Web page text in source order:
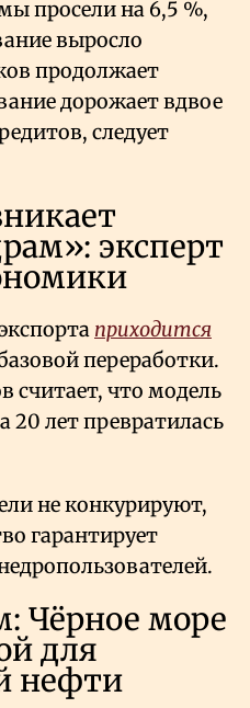
просели на 6,5 %,
выросло
продолжает
дорожает вдвое
следует
эксперт
приходится
переработки.
считает, что модель
лет превратилась
не конкурируют,
гарантирует
Чёрное море
для
нефти